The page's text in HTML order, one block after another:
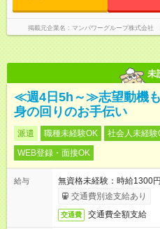
掲載元企業名 マンパワーグループ株式会社
未
≪週4日5h～≫志望動機も
身の回りのお手伝い
派遣 職種未経験OK 社会人未経験
WEB登録・面接OK
給与
無資格未経験：時給
交通費別途支給あり
交通費 交通費全額支給